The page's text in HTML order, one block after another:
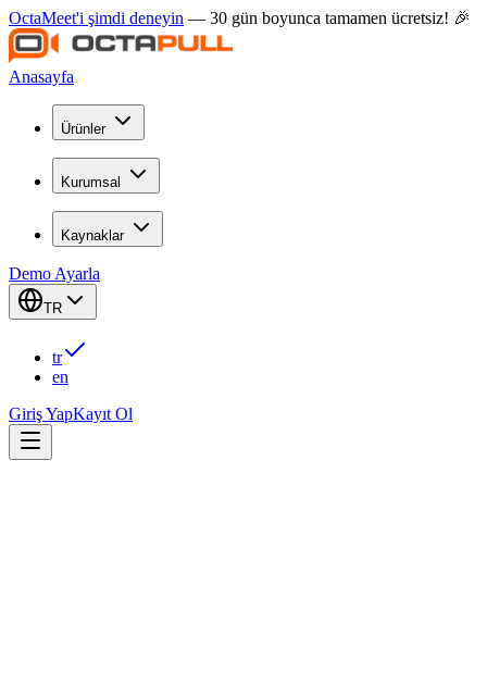
OctaMeet'i şimdi deneyin — 30 gün boyunca tamamen ücretsiz! 🎉
Anasayfa
Ürünler
Kurumsal
Kaynaklar
Demo Ayarla
TR
tr
en
Giriş YapKayıt Ol